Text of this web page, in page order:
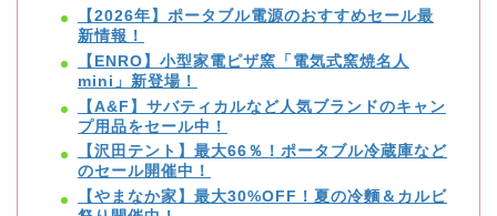
【2026年】ポータブル電源のおすすめセール最
新情報！
【ENRO】小型家電ピザ窯「電気式窯焼名人
mini」新登場！
【A&F】サバティカルなど人気ブランドのキャン
プ用品をセール中！
【沢田テント】最大66％！ポータブル冷蔵庫など
のセール開催中！
【やまなか家】最大30%OFF！夏の冷麵＆カルビ